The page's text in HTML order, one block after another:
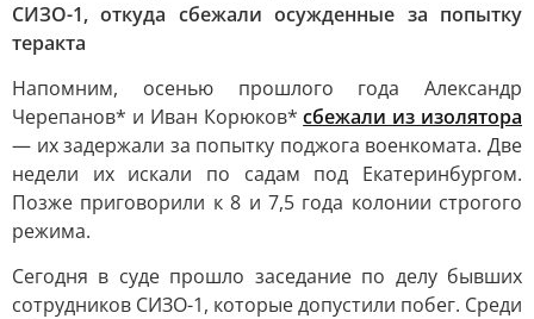
СИЗО-1, откуда сбежали осужденные за попытку
теракта
Напомним, осенью прошлого года Александр
Черепанов* и Иван Корюков*сбежали из изолятора
— их задержали за попытку поджога военкомата. Две
недели их искали по садам под Екатеринбургом.
Позже приговорили к 8 и 7,5 года колонии строгого
режима.
Сегодня в суде прошло заседание по делу бывших
сотрудников СИЗО-1, которые допустили побег. Среди